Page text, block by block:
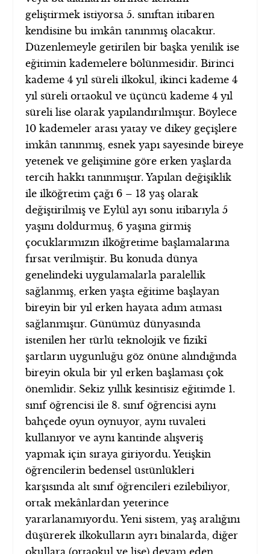
geliştirmek istiyorsa 5. sınıftan itibaren
kendisine bu imkân tanınmış olacaktır.
Düzenlemeyle getirilen bir başka yenilik ise
eğitimin kademelere bölünmesidir. Birinci
kademe 4 yıl süreli ilkokul, ikinci kademe 4
yıl süreli ortaokul ve üçüncü kademe 4 yıl
süreli lise olarak yapılandırılmıştır. Böylece
10 kademeler arası yatay ve dikey geçişlere
imkân tanınmış, esnek yapı sayesinde bireye
yetenek ve gelişimine göre erken yaşlarda
tercih hakkı tanınmıştır. Yapılan değişiklik
ile ilköğretim çağı 6 – 13 yaş olarak
değiştirilmiş ve Eylül ayı sonu itibarıyla 5
yaşını doldurmuş, 6 yaşına girmiş
çocuklarımızın ilköğretime başlamalarına
fırsat verilmiştir. Bu konuda dünya
genelindeki uygulamalarla paralellik
sağlanmış, erken yaşta eğitime başlayan
bireyin bir yıl erken hayata adım atması
sağlanmıştır. Günümüz dünyasında
istenilen her türlü teknolojik ve fizikî
şartların uygunluğu göz önüne alındığında
bireyin okula bir yıl erken başlaması çok
önemlidir. Sekiz yıllık kesintisiz eğitimde 1.
sınıf öğrencisi ile 8. sınıf öğrencisi aynı
bahçede oyun oynuyor, aynı tuvaleti
kullanıyor ve aynı kantinde alışveriş
yapmak için sıraya giriyordu. Yetişkin
öğrencilerin bedensel üstünlükleri
karşısında alt sınıf öğrencileri ezilebiliyor,
ortak mekânlardan yeterince
yararlanamıyordu. Yeni sistem, yaş aralığını
düşürerek ilkokulların ayrı binalarda, diğer